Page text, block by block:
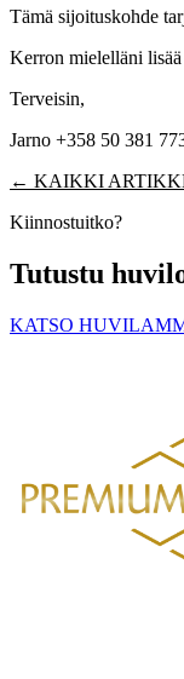
Tämä sijoituskohde
Kerron mielelläni lisää
Terveisin,
Jarno +358 50 381
← KAIKKI
Kiinnostuitko?
Tutustu
KATSO